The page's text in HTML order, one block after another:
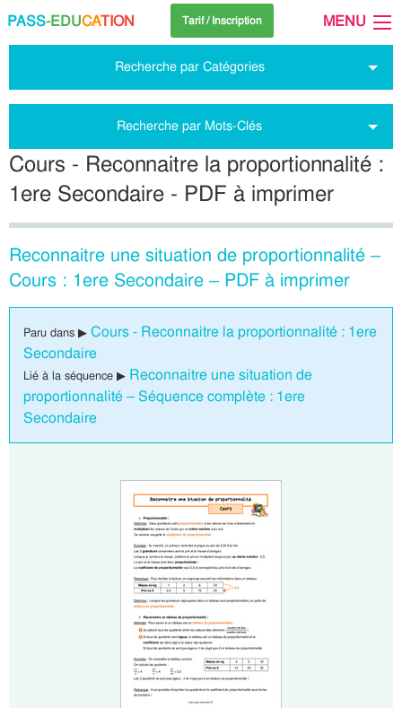
PASS-EDUCATION Tarif / Inscription MENU
Recherche par Catégories
Recherche par Mots-Clés
Cours - Reconnaitre la proportionnalité :
1ere Secondaire - PDF à imprimer
Reconnaitre une situation de proportionnalité –
Cours : 1ere Secondaire – PDF à imprimer
Paru dans ▶ Cours - Reconnaitre la proportionnalité : 1ere
Secondaire
Lié à la séquence ▶ Reconnaitre une situation de
proportionnalité – Séquence complète : 1ere
Secondaire